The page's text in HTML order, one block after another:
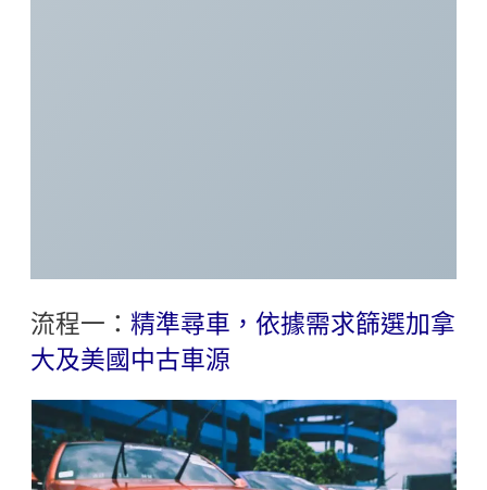
流程一：精準尋車，依據需求篩選加拿
大及美國中古車源